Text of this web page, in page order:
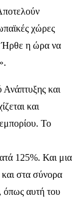
χώρες
Ήρθε η ώρα να
Ανάπτυξης και
και
Το
125%. Και μια
και στα σύνορα
όπως αυτή του